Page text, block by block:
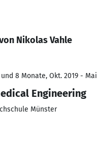
Nikolas Vahle
und 8 Monate, Okt. 2019 - Mai
Engineering
Münster